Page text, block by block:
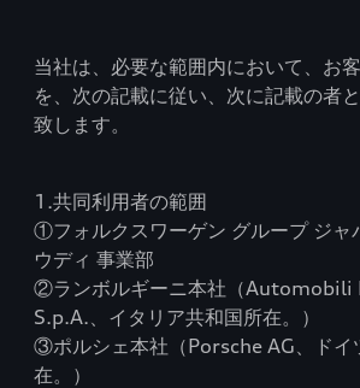
当社は、必要な範囲内において、お
を、次の記載に従い、次に記載の者
致します。
1.共同利用者の範囲
①フォルクスワーゲン グループ ジャ
ウディ 事業部
②ランボルギーニ本社（
S.p.A.、イタリア共和国所在。）
③ポルシェ本社（Porsche AG、ドイ
在。）